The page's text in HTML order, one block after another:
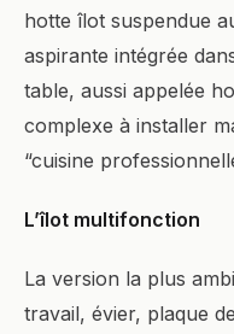
hotte îlot suspendue
aspirante intégrée
table, aussi appelée
complexe à installer
“cuisine
L’îlot multifonction
La version la plus
travail, évier, plaque